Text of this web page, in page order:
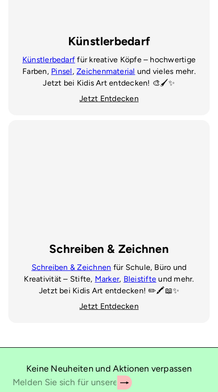
Künstlerbedarf
Künstlerbedarf für kreative Köpfe – hochwertige
Farben, Pinsel,Zeichenmaterial und vieles mehr.
Jetzt bei Kidis Art entdecken! 🎨🖌️✨
Jetzt Entdecken
Schreiben & Zeichnen
Schreiben & Zeichnen für Schule, Büro und
Kreativität – Stifte, Marker, Bleistifte und mehr.
Jetzt bei Kidis Art entdecken! ✏️🖍️📖✨
Jetzt Entdecken
Keine Neuheiten und Aktionen verpassen
Abonnieren
Melden